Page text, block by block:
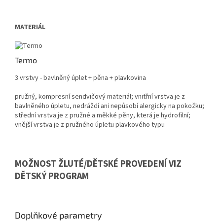
MATERIÁL
Termo
3 vrstvy - bavlněný úplet + pěna + plavkovina
pružný, kompresní sendvičový materiál; vnitřní vrstva je z
bavlněného úpletu, nedráždí ani nepůsobí alergicky na pokožku;
střední vrstva je z pružné a měkké pěny, která je hydrofilní;
vnější vrstva je z pružného úpletu plavkového typu
MOŽNOST ŽLUTÉ/DĚTSKÉ PROVEDENÍ VIZ
DĚTSKÝ PROGRAM
Doplňkové parametry